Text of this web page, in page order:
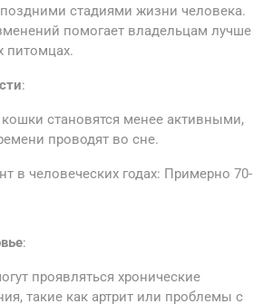
стадиями жизни человека.
помогает владельцам лучше
питомцах.
:
становятся менее активными,
проводят во сне.
в человеческих годах: Примерно 70-
:
проявляться хронические
такие как артрит или проблемы с